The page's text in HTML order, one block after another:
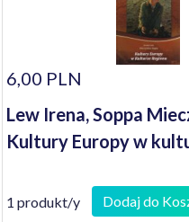
6,00 PLN
Lew Irena, Soppa
Kultury Europy w
1 produkt/y Dodaj do